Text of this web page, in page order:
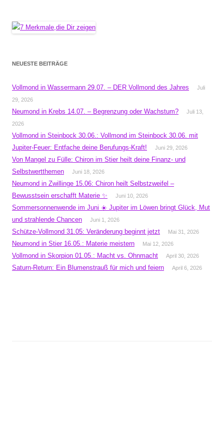
NEUESTE BEITRÄGE
Vollmond in Wassermann 29.07. – DER Vollmond des Jahres
Juli
29, 2026
Neumond in Krebs 14.07. – Begrenzung oder Wachstum?
Juli 13,
2026
Vollmond in Steinbock 30.06.: Vollmond im Steinbock 30.06. mit
Jupiter-Feuer: Entfache deine Berufungs-Kraft!
Juni 29, 2026
Von Mangel zu Fülle: Chiron im Stier heilt deine Finanz- und
Selbstwertthemen
Juni 18, 2026
Neumond in Zwillinge 15.06: Chiron heilt Selbstzweifel –
Bewusstsein erschafft Materie ✨
Juni 10, 2026
Sommersonnenwende im Juni ☀️ Jupiter im Löwen bringt Glück, Mut
und strahlende Chancen
Juni 1, 2026
Schütze-Vollmond 31.05: Veränderung beginnt jetzt Mai 31, 2026
Neumond in Stier 16.05.: Materie meistern Mai 12, 2026
Vollmond in Skorpion 01.05.: Macht vs. Ohnmacht April 30, 2026
Saturn-Return: Ein Blumenstrauß für mich und feiern April 6, 2026